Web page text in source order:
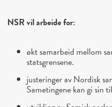
NSR vil arbeide for:
økt samarbeid mellom
statsgrensene.
justeringer av Nordisk
Sametingene kan gi sin